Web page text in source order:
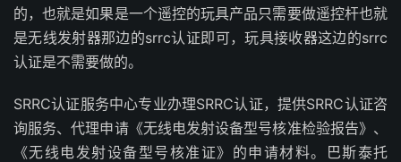
的，也就是如果是一个遥控的玩具产品只需要做遥控杆也就
是无线发射器那边的srrc认证即可，玩具接收器这边的srrc
认证是不需要做的。
SRRC认证服务中心专业办理SRRC认证，提供SRRC认证咨
询服务、代理申请《无线电发射设备型号核准检验报告》、
《无线电发射设备型号核准证》的申请材料。巴斯泰托